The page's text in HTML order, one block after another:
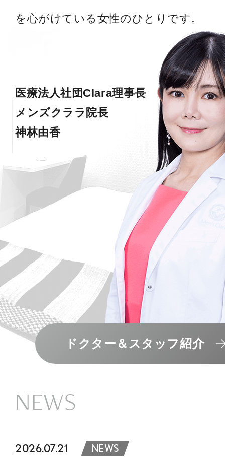
を心がけている女性のひとりです。
医療法人社団Clara理事長
メンズクララ院長
神林由香
ドクター＆スタッフ紹介
NEWS
2026.07.21 NEWS